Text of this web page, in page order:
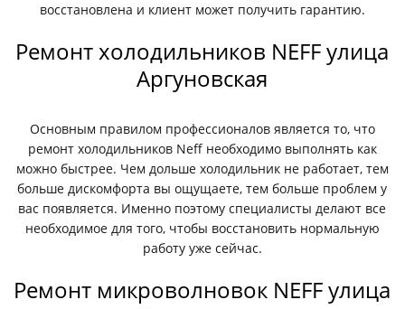
восстановлена и клиент может получить гарантию.
Ремонт холодильников NEFF улица
Аргуновская
Основным правилом профессионалов является то, что
ремонт холодильников Neff необходимо выполнять как
можно быстрее. Чем дольше холодильник не работает, тем
больше дискомфорта вы ощущаете, тем больше проблем у
вас появляется. Именно поэтому специалисты делают все
необходимое для того, чтобы восстановить нормальную
работу уже сейчас.
Ремонт микроволновок NEFF улица